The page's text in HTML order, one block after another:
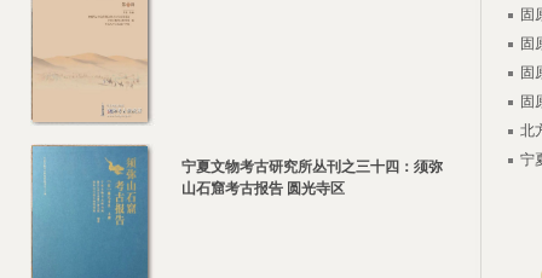
宁夏文物考古研究所丛刊之三十四：须弥
山石窟考古报告 圆光寺区
固
固
固
固
北
宁